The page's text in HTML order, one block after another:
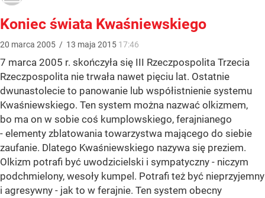
Koniec świata Kwaśniewskiego
20 marca 2005 / 13 maja 2015 17:46
7 marca 2005 r. skończyła się III Rzeczpospolita Trzecia
Rzeczpospolita nie trwała nawet pięciu lat. Ostatnie
dwunastolecie to panowanie lub współistnienie systemu
Kwaśniewskiego. Ten system można nazwać olkizmem,
bo ma on w sobie coś kumplowskiego, ferajnianego
- elementy zblatowania towarzystwa mającego do siebie
zaufanie. Dlatego Kwaśniewskiego nazywa się preziem.
Olkizm potrafi być uwodzicielski i sympatyczny - niczym
podchmielony, wesoły kumpel. Potrafi też być nieprzyjemny
i agresywny - jak to w ferajnie. Ten system obecny